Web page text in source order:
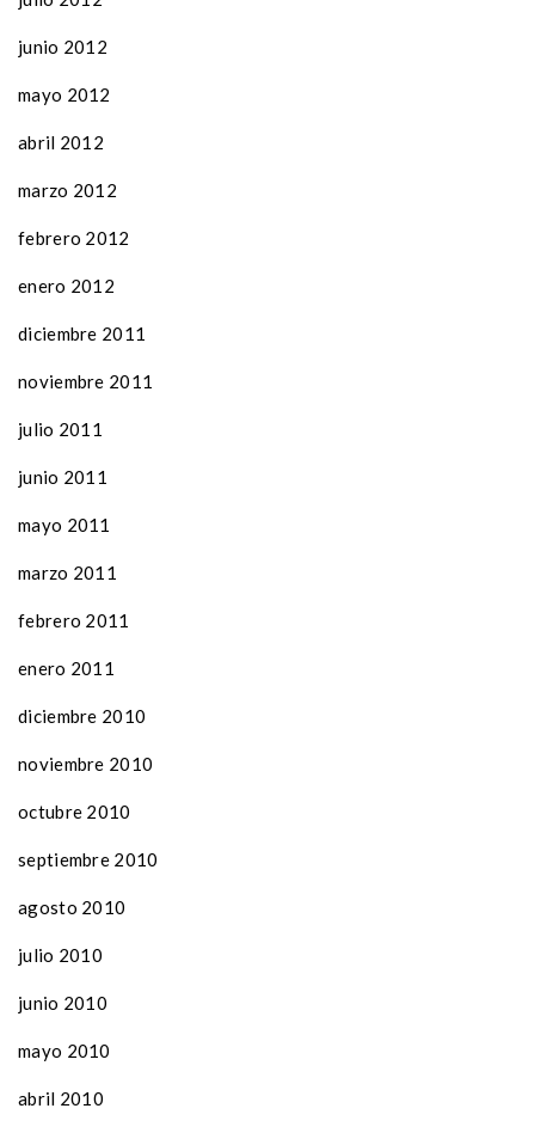
junio 2012
mayo 2012
abril 2012
marzo 2012
febrero 2012
enero 2012
diciembre 2011
noviembre 2011
julio 2011
junio 2011
mayo 2011
marzo 2011
febrero 2011
enero 2011
diciembre 2010
noviembre 2010
octubre 2010
septiembre 2010
agosto 2010
julio 2010
junio 2010
mayo 2010
abril 2010